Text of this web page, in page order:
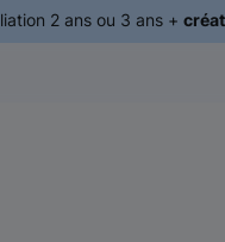
2 ans ou 3 ans +